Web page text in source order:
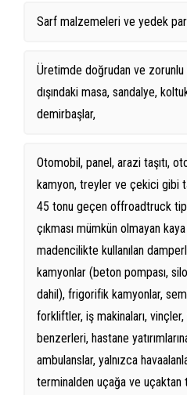
Sarf malzemeleri ve yedek
Üretimde doğrudan ve zorunlu
dışındaki masa, sandalye,
demirbaşlar,
Otomobil, panel, arazi taşıtı,
kamyon, treyler ve çekici gibi
45 tonu geçen offroadtruck
çıkması mümkün olmayan
madencilikte kullanılan
kamyonlar (beton pompası,
dahil), frigorifik kamyonlar,
forkliftler, iş makinaları, vinçler,
benzerleri, hastane
ambulanslar, yalnızca
terminalden uçağa ve uçaktan